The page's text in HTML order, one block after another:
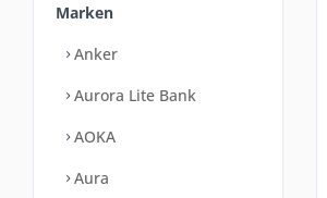
Marken
Anker
Aurora Lite Bank
AOKA
Aura